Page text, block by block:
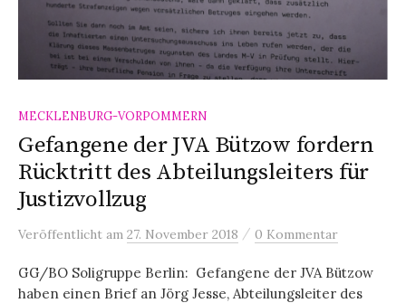
MECKLENBURG-VORPOMMERN
Gefangene der JVA Bützow fordern
Rücktritt des Abteilungsleiters für
Justizvollzug
Veröffentlicht am 27. November 2018 / 0 Kommentar
GG/BO Soligruppe Berlin: Gefangene der JVA Bützow
haben einen Brief an Jörg Jesse, Abteilungsleiter des